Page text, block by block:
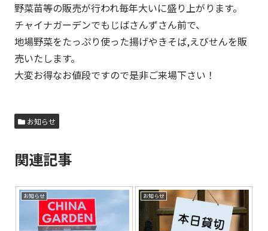
野菜苗等の販売が行われ毎年大いに盛り上がります。
チャイナガーデンでもじばさんずさん前で、
地場野菜をたっぷり使った揚げやきそば,えびせんを販
売いたします。
大変お得なお値段ですので是非ご来場下さい！
お知らせ
関連記事
お知らせ お知らせ